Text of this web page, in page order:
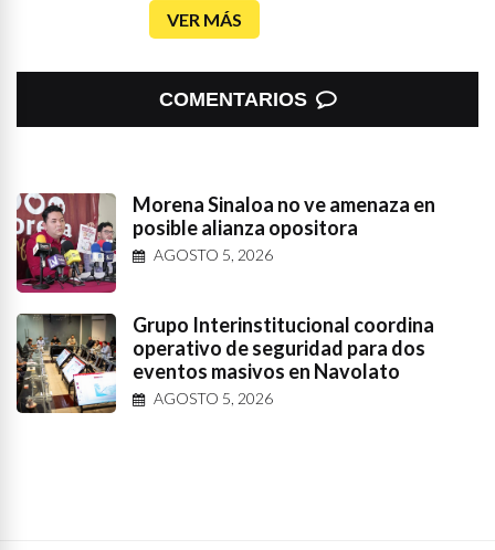
VER MÁS
COMENTARIOS
Morena Sinaloa no ve amenaza en
posible alianza opositora
AGOSTO 5, 2026
Grupo Interinstitucional coordina
operativo de seguridad para dos
eventos masivos en Navolato
AGOSTO 5, 2026